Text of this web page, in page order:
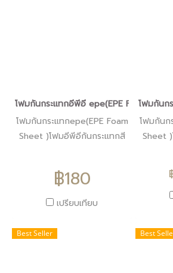
โฟมกันกระแทกอีพีอี epe(EPE Foam
โฟมกันกระแทกepe(EPE Foam
Sheet )โฟมอีพีอีกันกระแทกสี
฿180
เปรียบเทียบ
โฟมกันก
โฟมกันก
Sheet
Best Seller Best